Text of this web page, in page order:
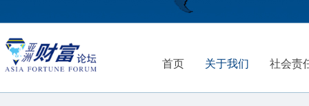
首页 关于我们 社会责